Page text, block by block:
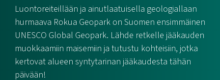
Luontoreiteillään ja ainutlaatuisella geologiallaan
hurmaava Rokua Geopark on Suomen ensimmäinen
UNESCO Global Geopark. Lähde retkelle jääkauden
muokkaamiin maisemiin ja tutustu kohteisiin, jotka
kertovat alueen syntytarinan jääkaudesta tähän
päivään!